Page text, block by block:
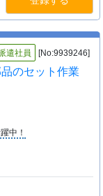
遣社員 [No:9939246]
のセット作業
中！